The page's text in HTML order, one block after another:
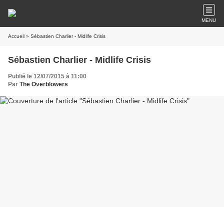
MENU
Accueil » Sébastien Charlier - Midlife Crisis
Sébastien Charlier - Midlife Crisis
Publié le 12/07/2015 à 11:00
Par The Overblowers